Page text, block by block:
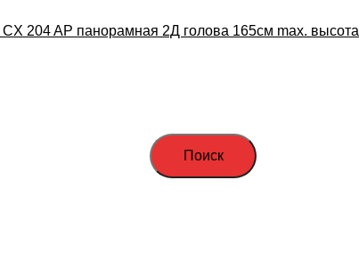
204 AP панорамная 2Д голова 165см max. высота
Поиск